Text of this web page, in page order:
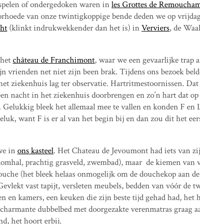
of ondergedoken waren inles Grottes de
van onze twintigkoppige bende deden we op
(klinkt indrukwekkender dan het is) inVerviers, de
hetchâteau de Franchimont, waar we een gevaarlijke trap
vrienden net niet zijn been brak. Tijdens ons bezoek
ziekenhuis lag ter observatie. Hartritmestoornissen. Dat
nacht in het ziekenhuis doorbrengen en zo’n hart dat
bleek het allemaal mee te vallen en konden F en
want F is er al van het begin bij en dan zou dit het
inons kasteel. Het Chateau de Jevoumont had iets van
prachtig grasveld, zwembad), maar de kiemen van
(het bleek helaas onmogelijk om de douchekop aan
vast tapijt, versleten meubels, bedden van vóór de
en kamers, een keuken die zijn beste tijd gehad had, het
dubbelbed met doorgezakte verenmatras graag
het hoort erbij.